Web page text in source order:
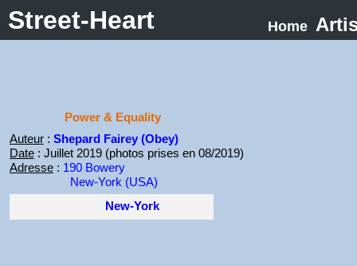
Street-Heart Home
Power & Equality
Auteur: Shepard Fairey (Obey)
Date: Juillet 2019 (photos prises en 08/2019)
Adresse: 190 Bowery
New-York (USA)
New-York